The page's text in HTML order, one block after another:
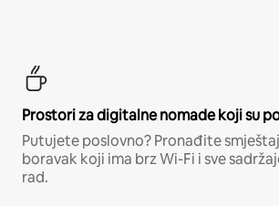
Prostori za digitalne nomade koji su
Putujete poslovno? Pronađite
boravak koji ima brz Wi-Fi i sve
rad.